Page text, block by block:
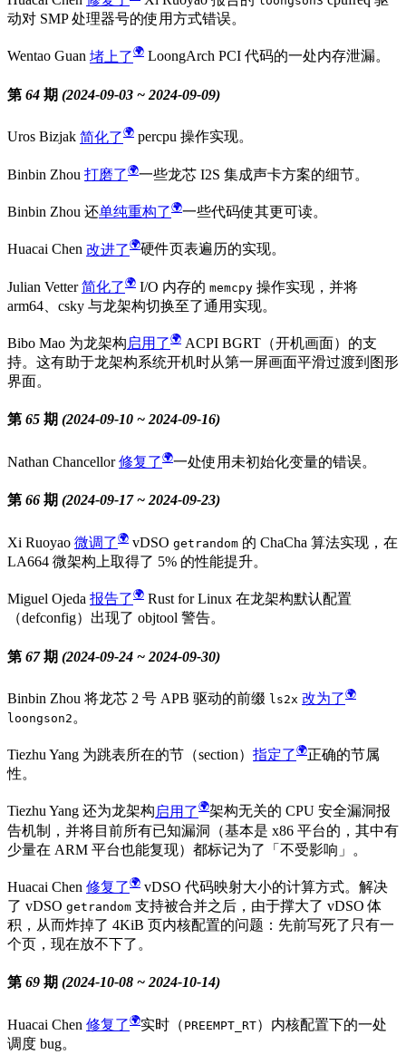
动对 SMP 处理器号的使用方式错误。
Wentao Guan 堵上了 LoongArch PCI 代码的一处内存泄漏。
第 64 期 (2024-09-03 ~ 2024-09-09)
Uros Bizjak 简化了 percpu 操作实现。
Binbin Zhou 打磨了 一些龙芯 I2S 集成声卡方案的细节。
Binbin Zhou 还单纯重构了 一些代码使其更可读。
Huacai Chen 改进了 硬件页表遍历的实现。
Julian Vetter简化了 I/O 内存的 memcpy 操作实现，并将
arm64、csky 与龙架构切换至了通用实现。
Bibo Mao 为龙架构 启用了
ACPI BGRT（开机画面）的支
持。这有助于龙架构系统开机时从第一屏画面平滑过渡到图形
界面。
第 65 期 (2024-09-10 ~ 2024-09-16)
Nathan Chancellor修复了 一处使用未初始化变量的错误。
第 66 期 (2024-09-17 ~ 2024-09-23)
Xi Ruoyao 微调了 vDSO getrandom 的 ChaCha 算法实现，在
LA664 微架构上取得了 5% 的性能提升。
Miguel Ojeda 报告了
Rust for Linux 在龙架构默认配置
（defconfig）出现了 objtool 警告。
第 67 期 (2024-09-24 ~ 2024-09-30)
Binbin Zhou 将龙芯 2 号 APB 驱动的前缀 ls2x 改为了
loongson2 。
Tiezhu Yang 为跳表所在的节（section） 指定了
正确的节属
性。
Tiezhu Yang 还为龙架构 启用了
架构无关的 CPU 安全漏洞报
告机制，并将目前所有已知漏洞（基本是 x86 平台的，其中有
少量在 ARM 平台也能复现）都标记为了「不受影响」。
Huacai Chen 修复了
vDSO 代码映射大小的计算方式。解决
了 vDSO getrandom 支持被合并之后，由于撑大了 vDSO 体
积，从而炸掉了 4KiB 页内核配置的问题：先前写死了只有一
个页，现在放不下了。
第 69 期 (2024-10-08 ~ 2024-10-14)
Huacai Chen 修复了 实时（ PREEMPT_RT）内核配置下的一处
调度 bug。